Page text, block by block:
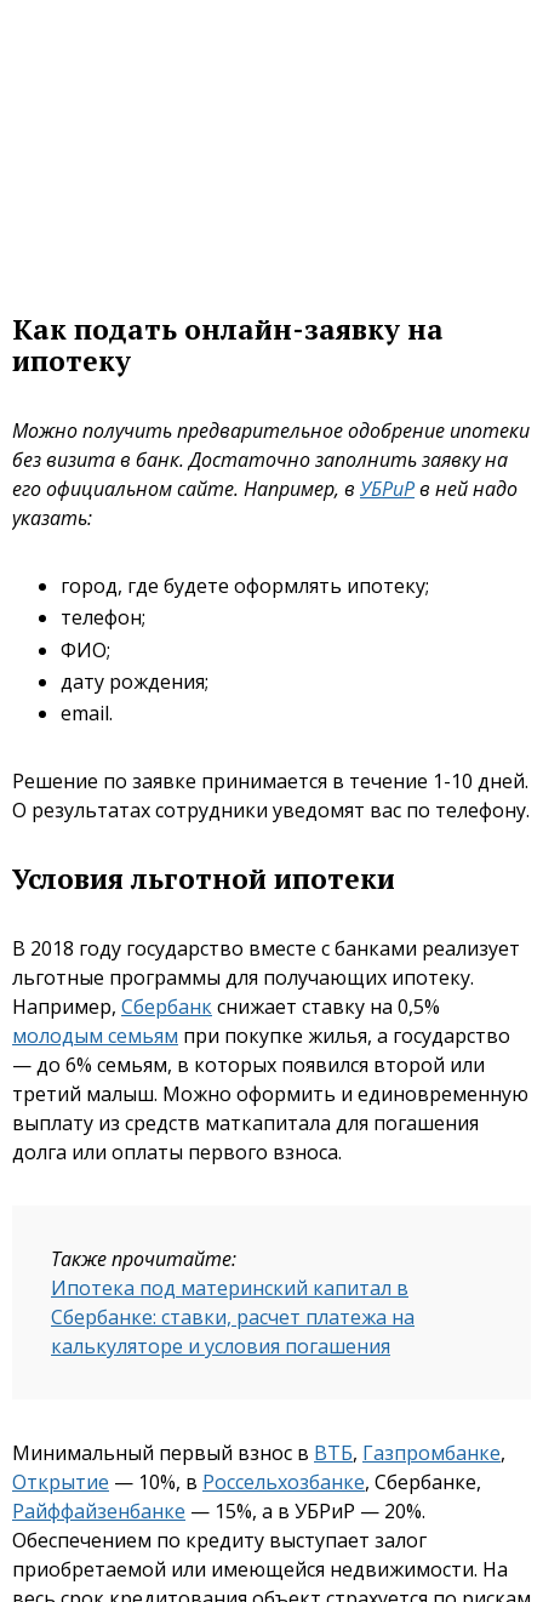
Как подать онлайн-заявку на
ипотеку
Можно получить предварительное одобрение ипотеки
без визита в банк. Достаточно заполнить заявку на
его официальном сайте. Например, в УБРиРв ней надо
указать:
город, где будете оформлять ипотеку;
телефон;
ФИО;
дату рождения;
email.
Решение по заявке принимается в течение 1-10 дней.
О результатах сотрудники уведомят вас по телефону.
Условия льготной ипотеки
В 2018 году государство вместе с банками реализует
льготные программы для получающих ипотеку.
Например, Сбербанкснижает ставку на 0,5%
молодым семьям при покупке жилья, а государство
— до 6% семьям, в которых появился второй или
третий малыш. Можно оформить и единовременную
выплату из средств маткапитала для погашения
долга или оплаты первого взноса.
Также прочитайте:
Ипотека под материнский капитал в
Сбербанке: ставки, расчет платежа на
калькуляторе и условия погашения
Минимальный первый взнос в ВТБ, Газпромбанке,
Открытие — 10%, в Россельхозбанке, Сбербанке,
Райффайзенбанке — 15%, а в УБРиР — 20%.
Обеспечением по кредиту выступает залог
приобретаемой или имеющейся недвижимости. На